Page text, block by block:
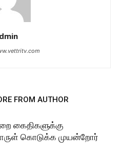
FROM AUTHOR
கைதிகளுக்கு
கொடுக்க முயன்றோர்